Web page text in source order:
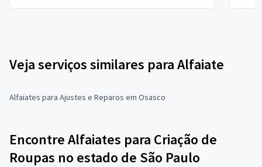
Veja serviços similares para Alfaiate
Alfaiates para Ajustes e Reparos em Osasco
Encontre Alfaiates para Criação de
Roupas no estado de São Paulo